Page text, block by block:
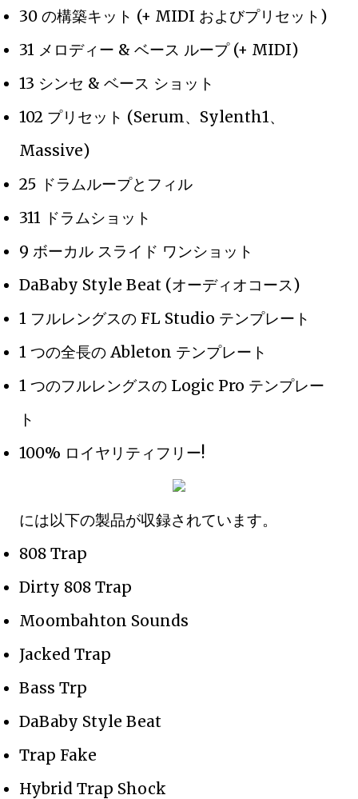
30 の構築キット (+ MIDI およびプリセット)
31 メロディー & ベース ループ (+ MIDI)
13 シンセ & ベース ショット
102 プリセット (Serum、Sylenth1、
Massive)
25 ドラムループとフィル
311 ドラムショット
9 ボーカル スライド ワンショット
DaBaby Style Beat (オーディオコース)
1 フルレングスの FL Studio テンプレート
1 つの全長の Ableton テンプレート
1 つのフルレングスの Logic Pro テンプレー
ト
100% ロイヤリティフリー!
には以下の製品が収録されています。
808 Trap
Dirty 808 Trap
Moombahton Sounds
Jacked Trap
Bass Trp
DaBaby Style Beat
Trap Fake
Hybrid Trap Shock